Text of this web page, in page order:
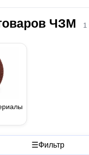
ЧЗМ 1
☰Фильтр